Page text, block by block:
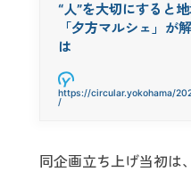
“人”を大切にすると
「夕方マルシェ」が
は
https://circular.yokohama/
/
同企画立ち上げ当初は